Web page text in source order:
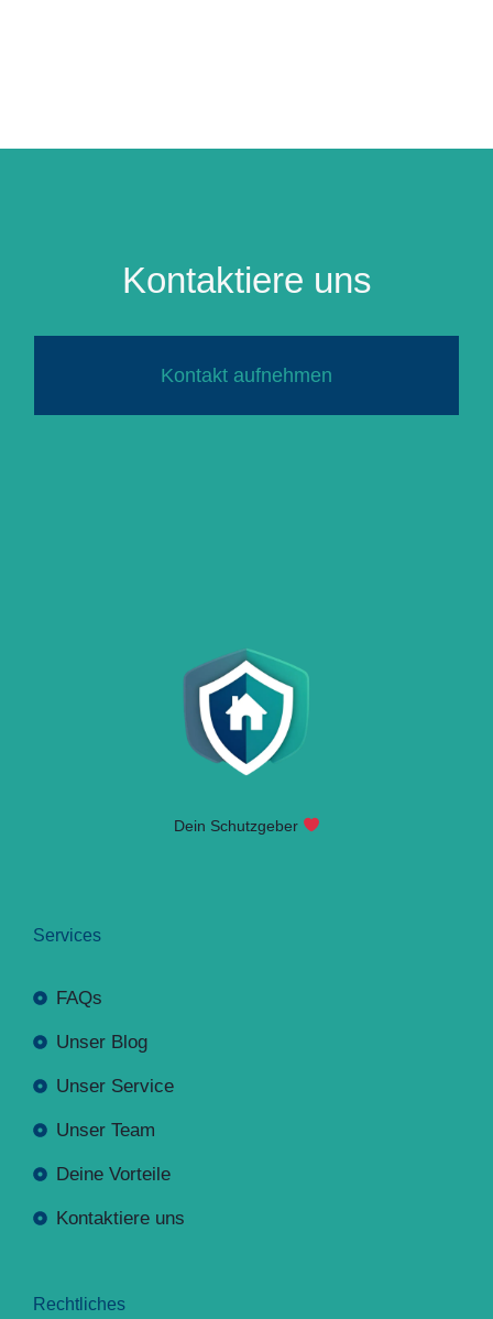
Kontaktiere uns
Kontakt aufnehmen
Dein Schutzgeber
Services
FAQs
Unser Blog
Unser Service
Unser Team
Deine Vorteile
Kontaktiere uns
Rechtliches